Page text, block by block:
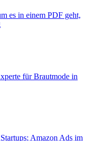
es in einem PDF geht,
für Brautmode in
Amazon Ads im